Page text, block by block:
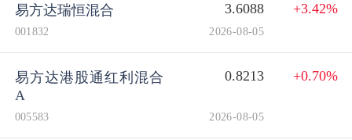
易方达瑞恒混合 3.6088 +3.42%
001832 2026-08-05
易方达港股通红利混合
A
0.8213 +0.70%
005583 2026-08-05